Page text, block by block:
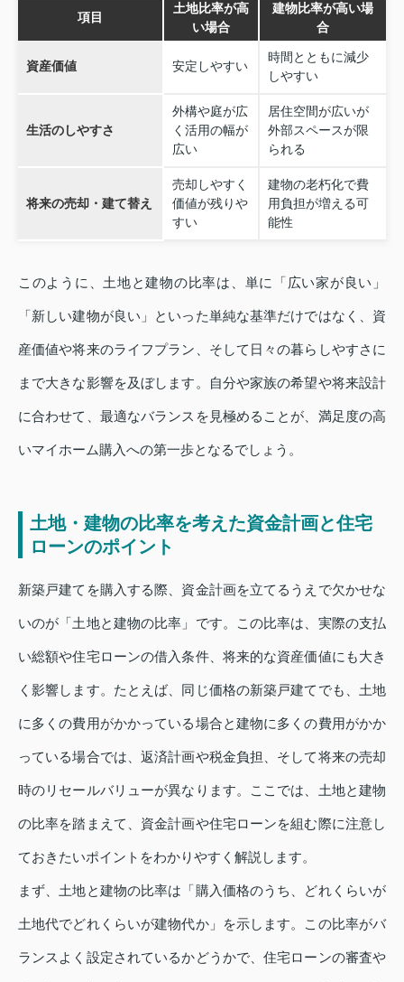
項目
土地比率が高
い場合
建物比率が高い場
合
資産価値 安定しやすい
時間とともに減少
しやすい
生活のしやすさ
外構や庭が広
く活用の幅が
広い
居住空間が広いが
外部スペースが限
られる
将来の売却・建て替え
売却しやすく
価値が残りや
すい
建物の老朽化で費
用負担が増える可
能性
このように、土地と建物の比率は、単に「広い家が良い」
「新しい建物が良い」といった単純な基準だけではなく、資
産価値や将来のライフプラン、そして日々の暮らしやすさに
まで大きな影響を及ぼします。自分や家族の希望や将来設計
に合わせて、最適なバランスを見極めることが、満足度の高
いマイホーム購入への第一歩となるでしょう。
土地・建物の比率を考えた資金計画と住宅
ローンのポイント
新築戸建てを購入する際、資金計画を立てるうえで欠かせな
いのが「土地と建物の比率」です。この比率は、実際の支払
い総額や住宅ローンの借入条件、将来的な資産価値にも大き
く影響します。たとえば、同じ価格の新築戸建てでも、土地
に多くの費用がかかっている場合と建物に多くの費用がかか
っている場合では、返済計画や税金負担、そして将来の売却
時のリセールバリューが異なります。ここでは、土地と建物
の比率を踏まえて、資金計画や住宅ローンを組む際に注意し
ておきたいポイントをわかりやすく解説します。
まず、土地と建物の比率は「購入価格のうち、どれくらいが
土地代でどれくらいが建物代か」を示します。この比率がバ
ランスよく設定されているかどうかで、住宅ローンの審査や